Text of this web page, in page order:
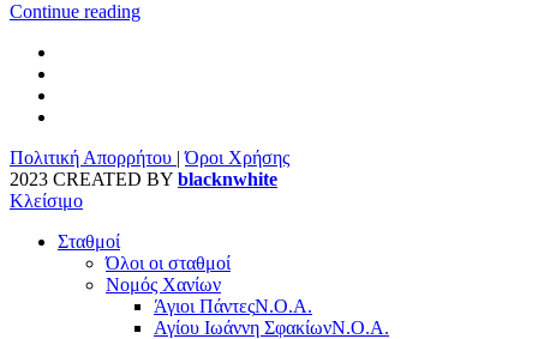
Continue reading
Πολιτική Απορρήτου |Όροι Χρήσης
2023 CREATED BY blacknwhite
Κλείσιμο
Σταθμοί
Όλοι οι σταθμοί
Νομός Χανίων
Άγιοι ΠάντεςΝ.Ο.Α.
Αγίου Ιωάννη ΣφακίωνΝ.Ο.Α.